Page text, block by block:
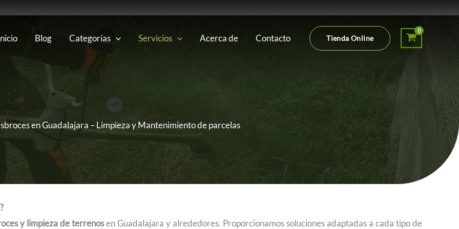
Blog Categorías Servicios Acerca de Contacto Tienda Online
en Guadalajara – Limpieza y Mantenimiento de parcelas
y limpieza de terrenosen Guadalajara y alrededores. Proporcionamos soluciones adaptadas a cada tipo de